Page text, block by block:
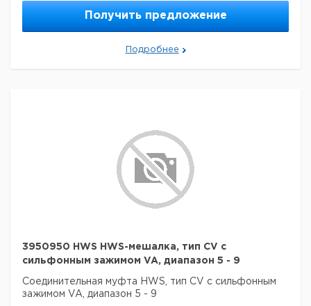
Получить предложение
Подробнее
3950950 HWS HWS-мешалка, тип CV с
сильфонным зажимом VA, диапазон 5 - 9
Соединительная муфта HWS, тип CV с сильфонным
зажимом VA, диапазон 5 - 9